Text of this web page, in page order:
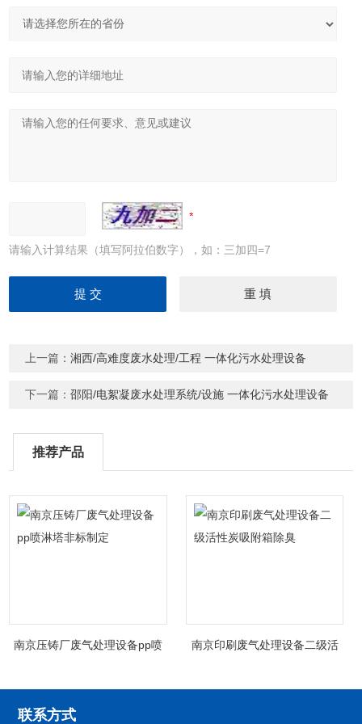
请输入计算结果（填写阿拉伯数字），如：三加四=7
上一篇：湘西/高难度废水处理/工程 一体化污水处理设备
下一篇：邵阳/电絮凝废水处理系统/设施 一体化污水处理设备
推荐产品
南京压铸厂废气处理设备pp喷
南京印刷废气处理设备二级活
联系方式